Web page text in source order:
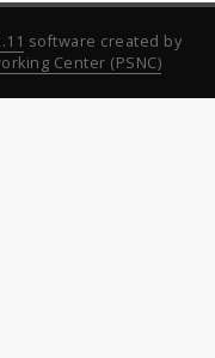
software created by
Center (PSNC)